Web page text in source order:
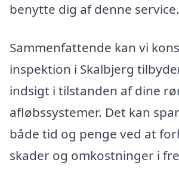
benytte dig af denne service.
Sammenfattende kan vi
inspektion i Skalbjerg
indsigt i tilstanden af dine
afløbssystemer. Det kan
både tid og penge ved at
skader og omkostninger i